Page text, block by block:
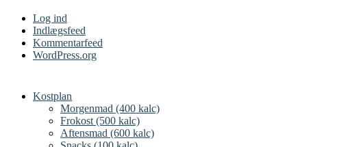
Log ind
Indlægsfeed
Kommentarfeed
WordPress.org
Kostplan
Morgenmad (400 kalc)
Frokost (500 kalc)
Aftensmad (600 kalc)